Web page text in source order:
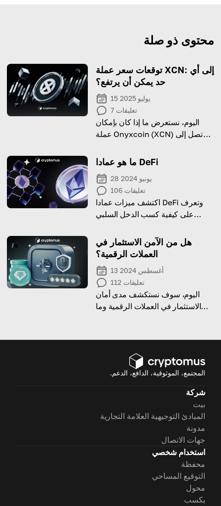
محتوى ذو صلة
توقعات سعر عملة XCN: إلى أي
حد يمكن أن يرتفع؟
15 يوليو 2025
7 تعليقات
اليوم، نستعرض ما إذا كان بإمكان
عملة Onyxcoin (XCN) أن تصل إلى
ما هو عمادا DeFi
28 يونيو 2024
106 تعليقات
اكتشف ميزات عمادا DeFi وتعرف
على كيفية كسب الدخل السلبي
هل من الآمن الاستثمار في
العملات الرقمية؟
13 أغسطس 2024
112 تعليقات
اليوم، سوف نستكشف مدى أمان
الاستثمار في العملات الرقمية وما
المجتمع، الموثوقية، الدافع، الدعم.
شركة
بيت
المبادئ التوجيهية العلامة التجارية
مدونة
جهات الاتصال
استخدام شخصي
محفظة
التوقيع المساحي
محول
يكسب